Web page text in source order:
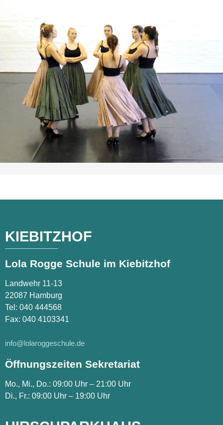
KIEBITZHOF
Lola Rogge Schule im Kiebitzhof
Landwehr 11-13
22087 Hamburg
Tel: 040 444568
Fax: 040 4103341
info@lolaroggeschule.de
Öffnungszeiten Sekretariat
Mo., Mi., Do.: 09:00 Uhr – 21:00 Uhr
Di., Fr.: 09:00 Uhr – 19:00 Uhr